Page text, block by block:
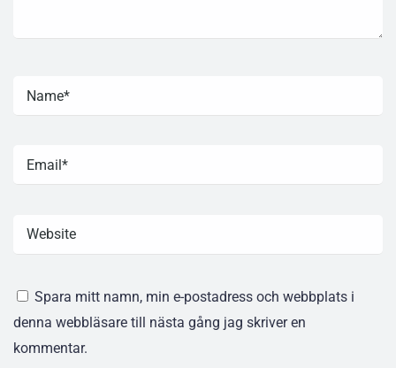
Spara mitt namn, min e-postadress och webbplats i
denna webbläsare till nästa gång jag skriver en
kommentar.